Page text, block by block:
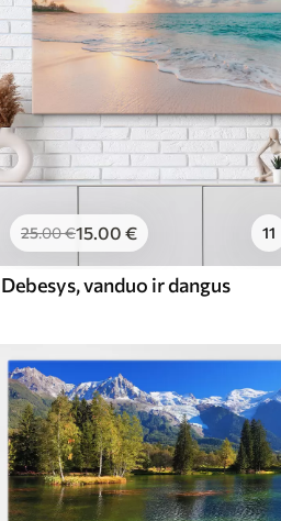
25.00€15.00 € 11
Debesys, vanduo ir dangus